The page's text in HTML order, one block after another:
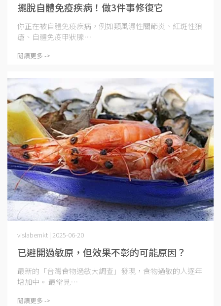
擺脫自體免疫疾病！做3件事修復它
你正在被自體免疫疾病，例如類風濕性關節炎、紅斑性狼
瘡、自體免疫甲狀腺⋯
閱讀更多 ->
已避開過敏原，但效果不彰的可能原因？
vislabemkt | 2025-06-20
最新的「台灣食物過敏大調查」發現，食物過敏的人逐年
增加中。 最常見⋯
閱讀更多 ->